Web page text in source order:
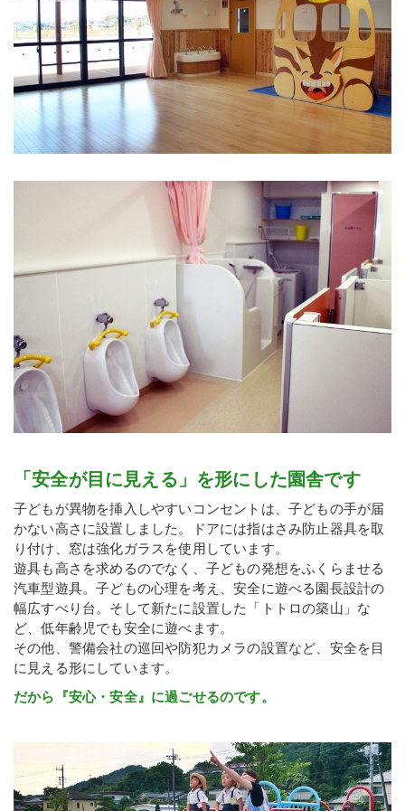
「安全が目に見える」を形にした園舎です
子どもが異物を挿入しやすいコンセントは、子どもの手が届
かない高さに設置しました。ドアには指はさみ防止器具を取
り付け、窓は強化ガラスを使用しています。
遊具も高さを求めるのでなく、子どもの発想をふくらませる
汽車型遊具。子どもの心理を考え、安全に遊べる園長設計の
幅広すべり台。そして新たに設置した「トトロの築山」な
ど、低年齢児でも安全に遊べます。
その他、警備会社の巡回や防犯カメラの設置など、安全を目
に見える形にしています。
だから『安心・安全』に過ごせるのです。